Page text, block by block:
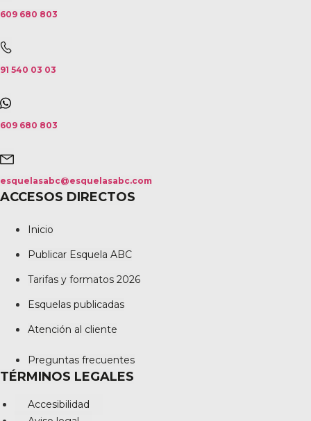
609 680 803
91 540 03 03
609 680 803
esquelasabc@esquelasabc.com
ACCESOS DIRECTOS
Inicio
Publicar Esquela ABC
Tarifas y formatos 2026
Esquelas publicadas
Atención al cliente
Preguntas frecuentes
TÉRMINOS LEGALES
Accesibilidad